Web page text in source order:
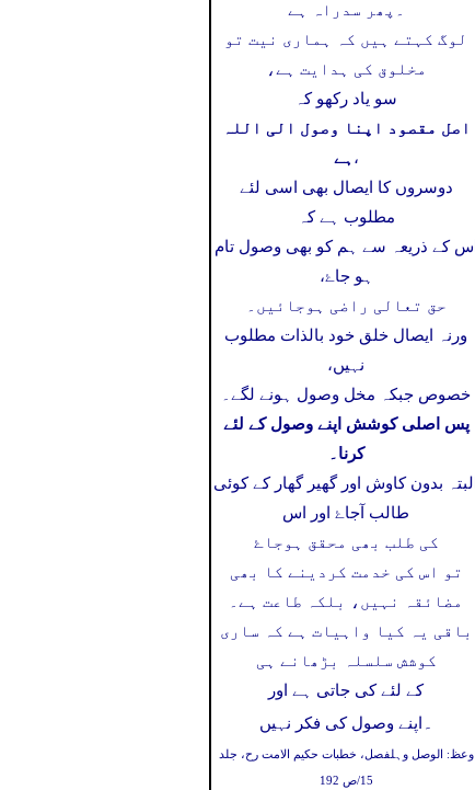
پھر سدراہ ہے ۔
لوگ کہتے ہیں کہ ہماری نیت تو
مخلوق کی ہدایت ہے،
سو یاد رکھو کہ
اصل مقصود اپنا وصول الی اللہ
ہے ،
دوسروں کا ایصال بھی اسی لئے
مطلوب ہے کہ
اس کے ذریعہ سے ہم کو بھی وصول تام
ہو جاۓ،
حق تعالی راضی ہوجائیں۔
ورنہ ایصال خلق خود بالذات مطلوب
نہیں،
خصوص جبکہ مخل وصول ہونے لگے۔
پس اصلی کوشش اپنے وصول کے لئے
کرنا۔
البتہ بدون کاوش اور گھیر گھار کے کوئی
طالب آجاۓ اور اس
کی طلب بھی محقق ہوجاۓ
تو اس کی خدمت کردینے کا بھی
مضائقہ نہیں، بلکہ طاعت ہے۔
باقی یہ کیا واہیات ہے کہ ساری
کوشش سلسلہ بڑھانے ہی
کے لئے کی جاتی ہے اور
اپنے وصول کی فکر نہیں ۔
وعظ: الوصل وہلفصل، خطبات حکیم الامت رح، جلد
15/ص 192